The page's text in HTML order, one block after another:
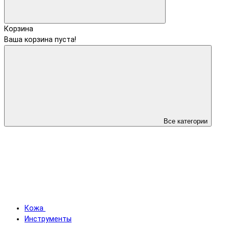
Корзина
Ваша корзина пуста!
Все категории
Кожа
Инструменты